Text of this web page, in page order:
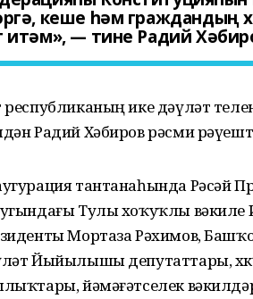
кеше һәм граждандың
итәм», — тине Радий
республиканың ике дәүләт
Радий Хәбиров рәсми
тантанаһында Рәсәй
Тулы хоҡуҡлы вәкиле
Мортаза Рәхимов,
Йыйылышы депутаттары,
йәмәғәтселек